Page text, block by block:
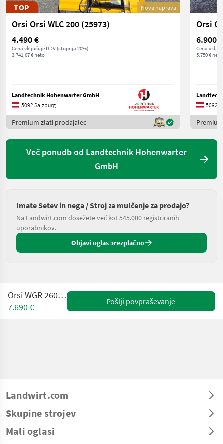
TOP Nova naprava
Orsi Orsi WLC 200 (25973)
4.490 €
Cena vključuje DDV (stopnja 20%)
3.741,67 € neto
Landtechnik Hohenwarter GmbH
5092 Salzburg
Premium zlati prodajalec
Orsi
6.900 €
Cena
5.750 € neto
5092
Več ponudb od Landtechnik Hohenwarter
GmbH
Imate Setev in nega / Stroj za mulčenje za prodajo?
Na Landwirt.com dosežete več kot 545.000 registriranih
uporabnikov.
Objavi oglas brezplačno
Orsi WGR 2600 (20842)
7.690 €
Pošlji povpraševanje
Landwirt.com
Skupine strojev
Mali oglasi